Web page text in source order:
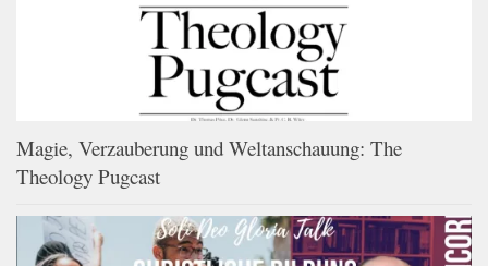
Magie, Verzauberung und Weltanschauung: The
Theology Pugcast